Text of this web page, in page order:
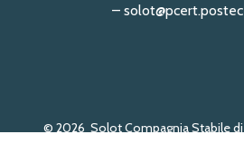
–
© 2026 Solot Compagnia Stabile